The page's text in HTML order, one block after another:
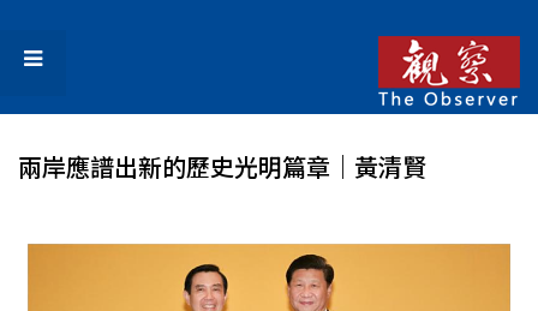
兩岸應譜出新的歷史光明篇章｜黃清賢